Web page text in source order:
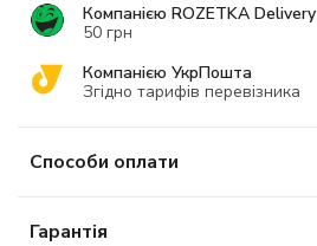
Компанією ROZETKA Delivery
50 грн
Компанією УкрПошта
Згідно тарифів перевізника
Способи оплати
Гарантія